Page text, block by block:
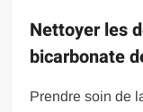
Nettoyer les
bicarbonate
Prendre soin de